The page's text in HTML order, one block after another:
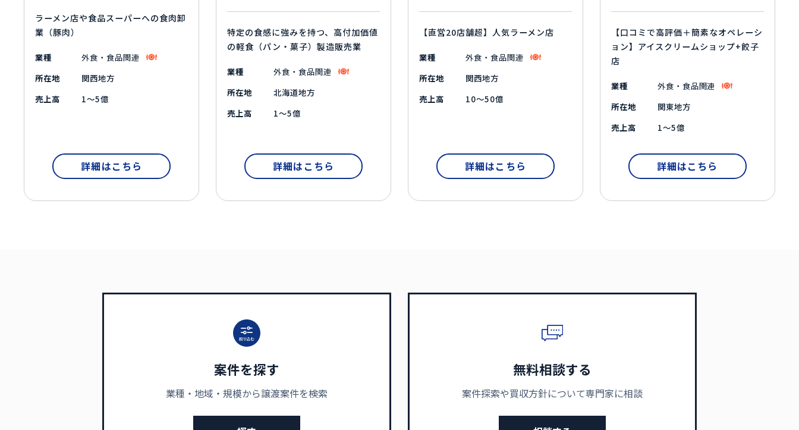
ラーメン店や食品スーパーへの食肉卸
業（豚肉）
業種
外食・食品関連
所在地
関西地方
売上高
1～5億
詳細はこちら
特定の食感に強みを持つ、高付加価値
の軽食（パン・菓子）製造販売業
業種
外食・食品関連
所在地
北海道地方
売上高
1～5億
詳細はこちら
【直営20店舗超】人気ラーメン店
業種
外食・食品関連
所在地
関西地方
売上高
10～50億
詳細はこちら
【口コミで高評価＋簡素なオペレーシ
ョン】アイスクリームショップ+餃子
店
業種
外食・食品関連
所在地
関東地方
売上高
1～5億
詳細はこちら
案件を探す
業種・地域・規模から譲渡案件を検索
無料相談する
案件探索や買収方針について専門家に相談